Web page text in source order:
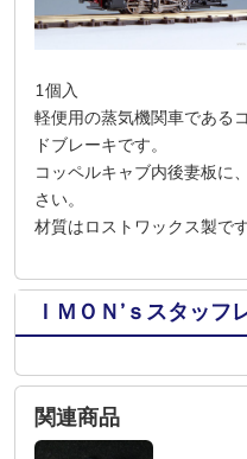
1個入
軽便用の蒸気機関車である
ドブレーキです。
コッペルキャブ内後妻板に
さい。
材質はロストワックス製です
ＩＭＯＮ’ｓスタッフ
関連商品